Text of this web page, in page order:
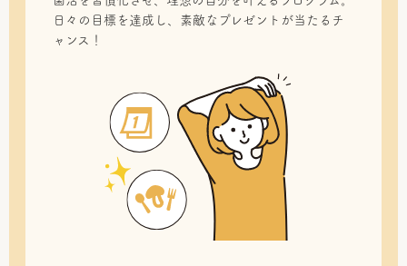
日々の目標を達成し、素敵なプレゼントが当たるチ
ャンス！